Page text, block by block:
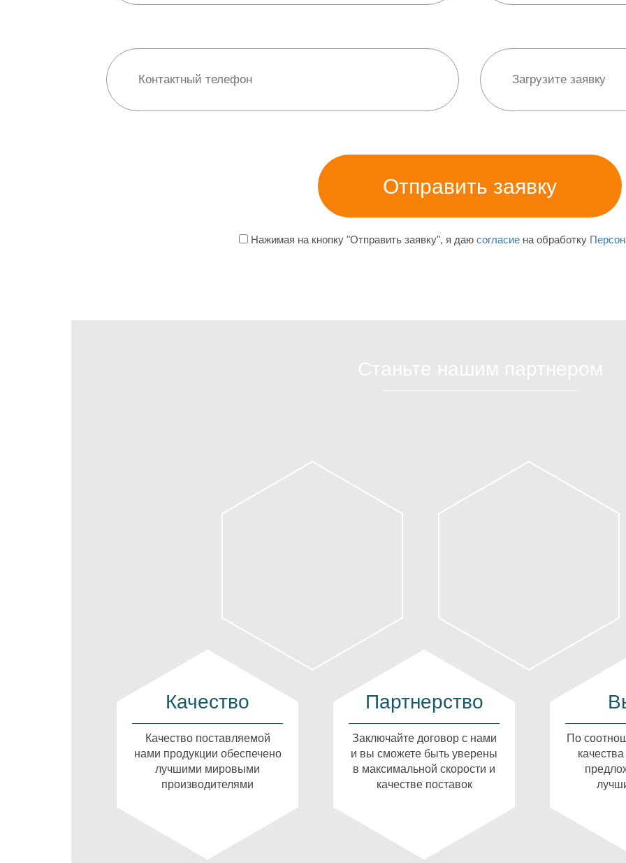
Нажимая на кнопку "Отправить заявку", я даю согласиена обработку
Качество
Качество поставляемой
нами продукции обеспечено
лучшими мировыми
производителями
Партнерство
Заключайте договор с нами
и вы сможете быть уверены
в максимальной скорости и
качестве поставок
По